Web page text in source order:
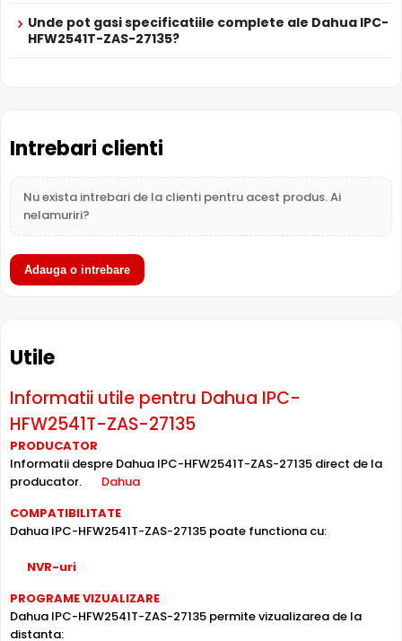
imaginii la distante mici.
atat imaginea din prim plan, cat si imaginea de fundal, in
zone cu contrast puternic de iluminare, oferind detalii
clare pe intreaga scena.
audio, la care puteti conecta microfoane, permitand
supravegherea audio de la distanta, de pe PC sau chiar
Alimentare PoE
Dahua IPC-HFW2541T-ZAS-27135 suporta alimentare
Unde pot gasi specificatiile complete ale Dahua IPC-
HFW2541T-ZAS-27135?
Intrebari clienti
Nu exista intrebari de la clienti pentru acest produs. Ai
nelamuriri?
Adauga o intrebare
Utile
Informatii utile pentru Dahua IPC-
HFW2541T-ZAS-27135
PRODUCATOR
Informatii despre Dahua IPC-HFW2541T-ZAS-27135 direct de la
producator.
Dahua
COMPATIBILITATE
Dahua IPC-HFW2541T-ZAS-27135 poate functiona cu:
NVR-uri
PROGRAME VIZUALIZARE
Dahua IPC-HFW2541T-ZAS-27135 permite vizualizarea de la
distanta: